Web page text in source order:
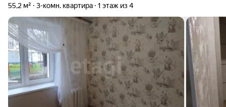
55,2 м² 3-комн. квартира 1 этаж из 4